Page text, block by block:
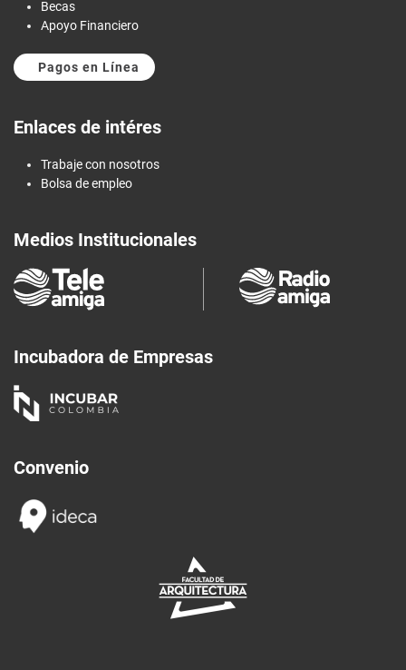
Becas
Apoyo Financiero
Pagos en Línea
Enlaces de intéres
Trabaje con nosotros
Bolsa de empleo
Medios Institucionales
Incubadora de Empresas
Convenio